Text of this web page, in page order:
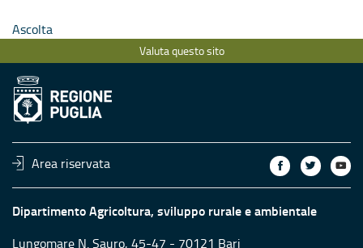
Ascolta
Valuta questo sito
Area riservata
Dipartimento Agricoltura, sviluppo rurale e ambientale
Lungomare N. Sauro, 45-47 - 70121 Bari